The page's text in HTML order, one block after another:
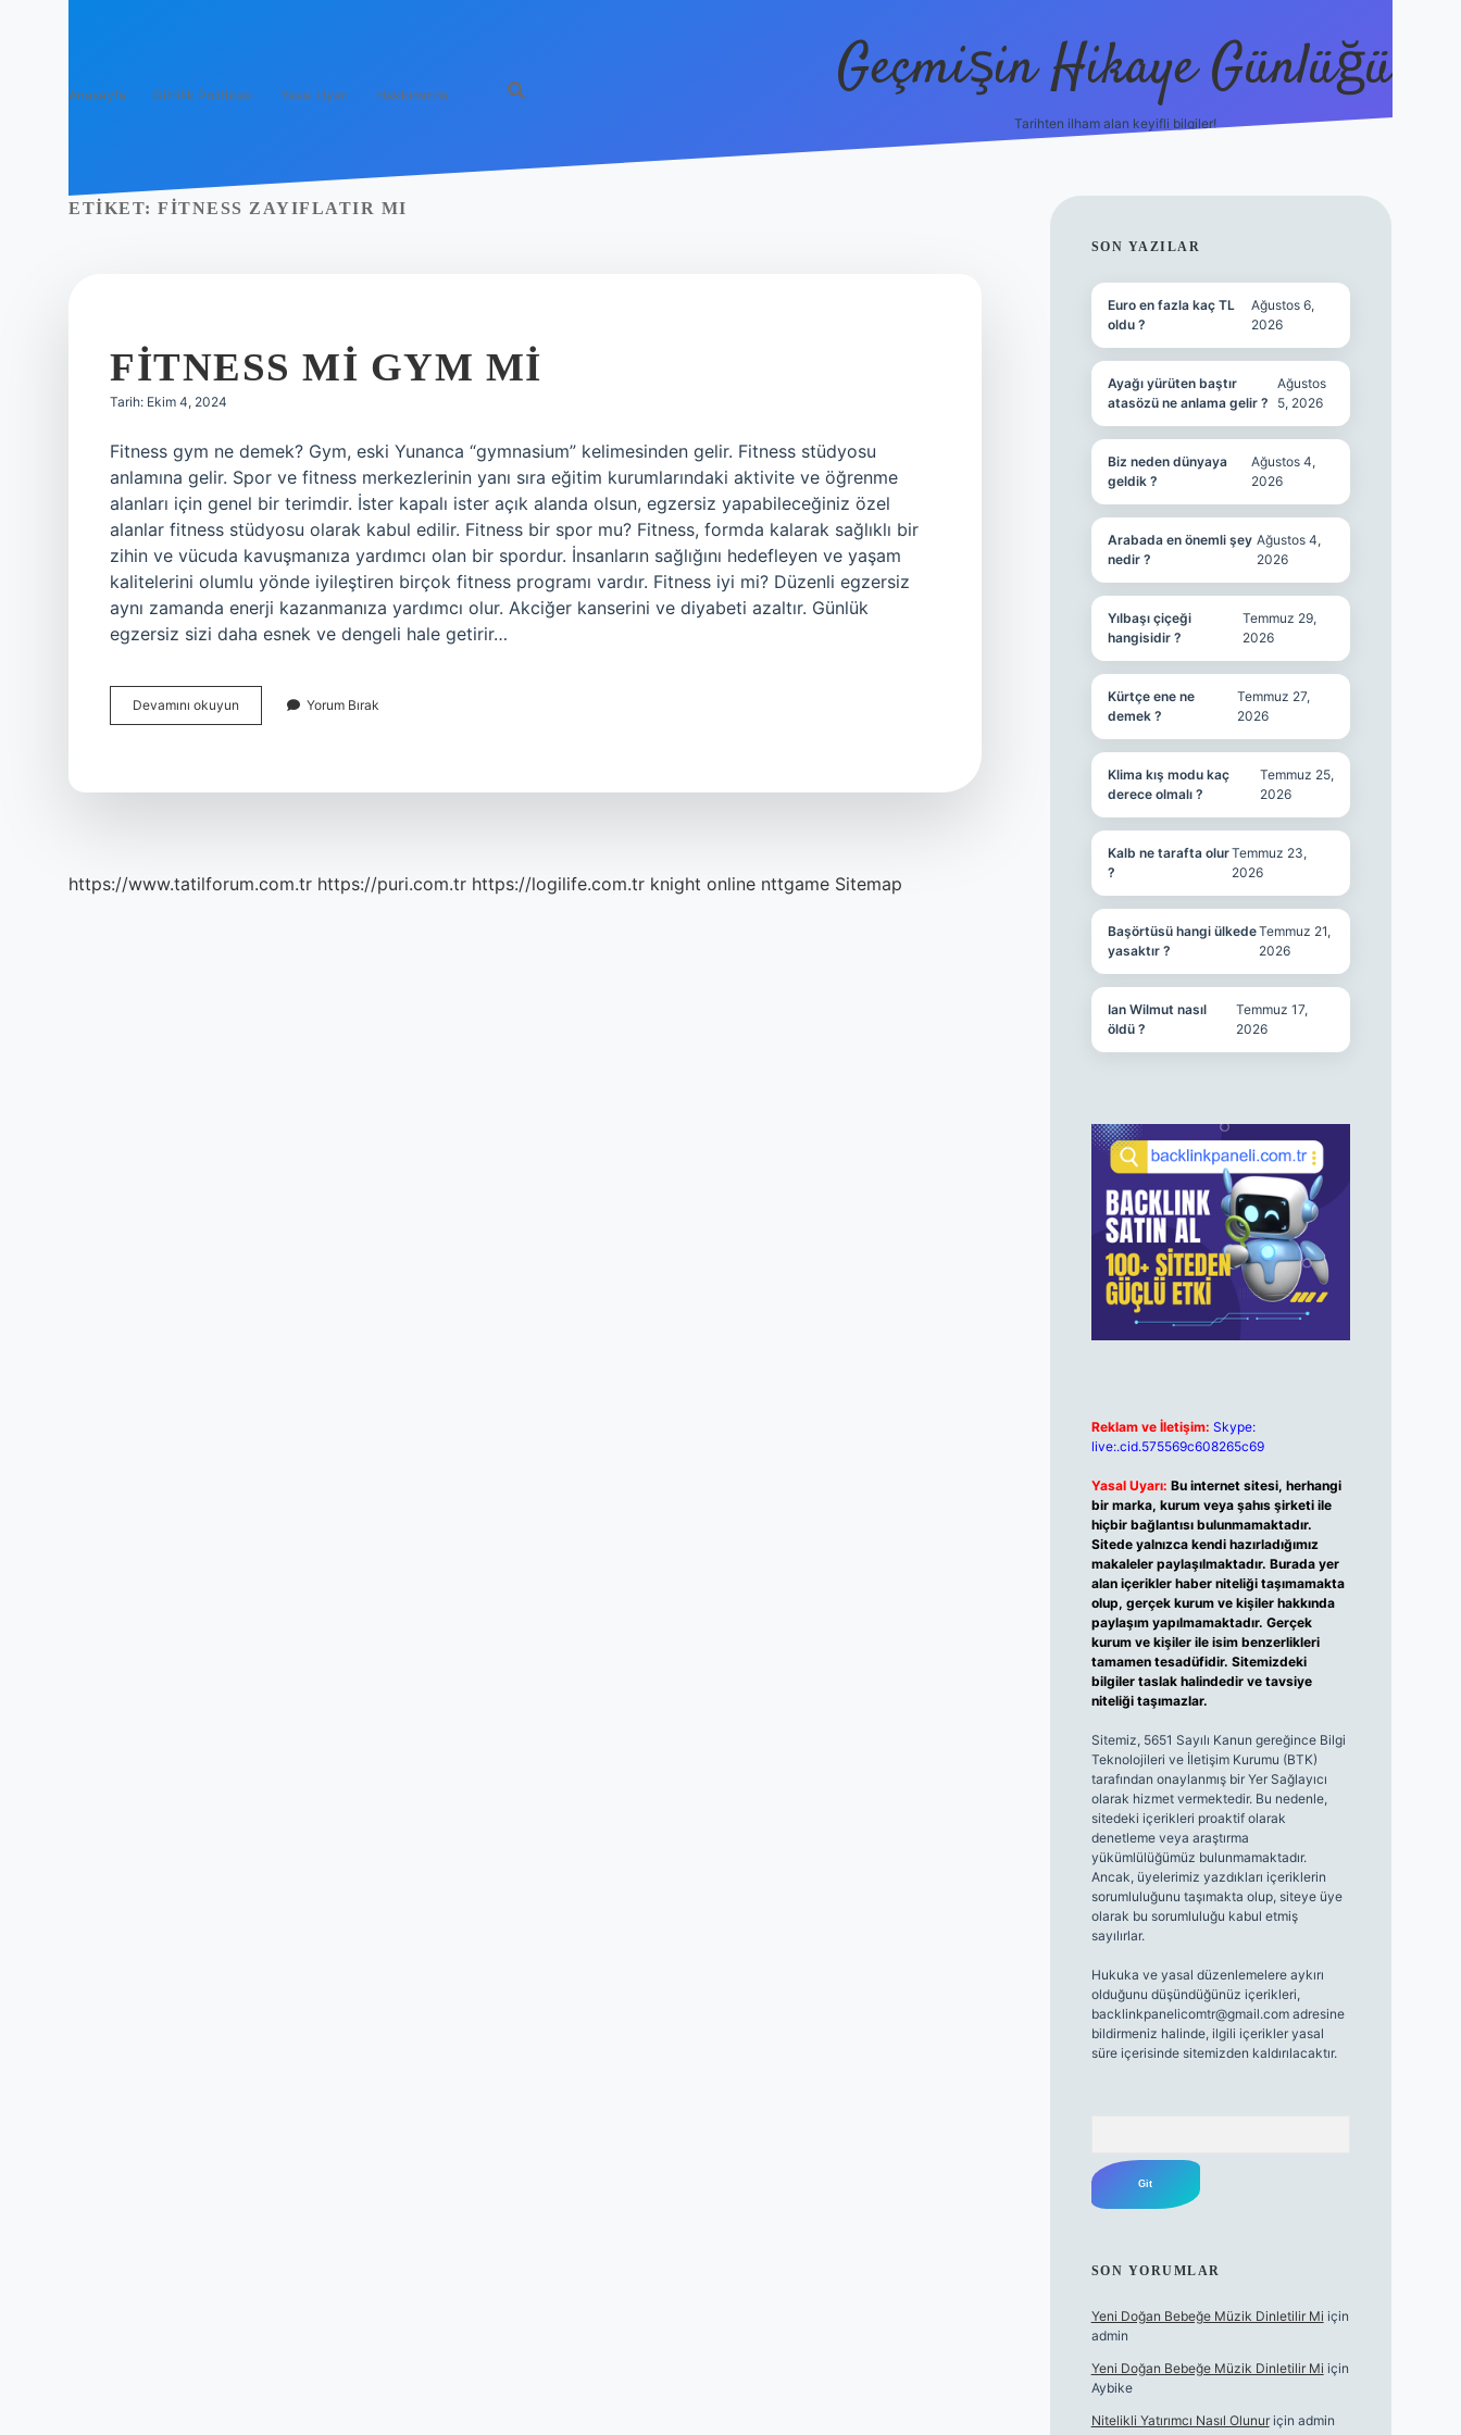
Anasayfa Gizlilik Politikası Yasal Uyarı Hakkımızda Geçmişin Hikaye Günlüğü
Tarihten ilham alan keyifli bilgiler!
ETIKET: FITNESS ZAYIFLATIR MI
FITNESS MI GYM MI
Tarih: Ekim 4, 2024
Fitness gym ne demek? Gym, eski Yunanca “gymnasium” kelimesinden gelir. Fitness stüdyosu
anlamına gelir. Spor ve fitness merkezlerinin yanı sıra eğitim kurumlarındaki aktivite ve öğrenme
alanları için genel bir terimdir. İster kapalı ister açık alanda olsun, egzersiz yapabileceğiniz özel
alanlar fitness stüdyosu olarak kabul edilir. Fitness bir spor mu? Fitness, formda kalarak sağlıklı bir
zihin ve vücuda kavuşmanıza yardımcı olan bir spordur. İnsanların sağlığını hedefleyen ve yaşam
kalitelerini olumlu yönde iyileştiren birçok fitness programı vardır. Fitness iyi mi? Düzenli egzersiz
aynı zamanda enerji kazanmanıza yardımcı olur. Akciğer kanserini ve diyabeti azaltır. Günlük
egzersiz sizi daha esnek ve dengeli hale getirir…
Devamını okuyun
Mi
Yorum Bırak
https://www.tatilforum.com.tr https://puri.com.tr https://logilife.com.tr knight online nttgame Sitemap
SIDEBAR
SON YAZILAR
Euro en fazla kaç TL
oldu ?
Ağustos 6,
2026
Ayağı yürüten baştır
atasözü ne anlama gelir ?
Ağustos
5, 2026
Biz neden dünyaya
geldik ?
Ağustos 4,
2026
Arabada en önemli şey
nedir ?
Ağustos 4,
2026
Yılbaşı çiçeği
hangisidir ?
Temmuz 29,
2026
Kürtçe ene ne
demek ?
Temmuz 27,
2026
Klima kış modu kaç
derece olmalı ?
Temmuz 25,
2026
Kalb ne tarafta olur
?
Temmuz 23,
2026
Başörtüsü hangi ülkede
yasaktır ?
Temmuz 21,
2026
Ian Wilmut nasıl
öldü ?
Temmuz 17,
2026
Reklam ve İletişim: Skype:
live:.cid.575569c608265c69
Yasal Uyarı: Bu internet sitesi, herhangi
bir marka, kurum veya şahıs şirketi ile
hiçbir bağlantısı bulunmamaktadır.
Sitede yalnızca kendi hazırladığımız
makaleler paylaşılmaktadır. Burada yer
alan içerikler haber niteliği taşımamakta
olup, gerçek kurum ve kişiler hakkında
paylaşım yapılmamaktadır. Gerçek
kurum ve kişiler ile isim benzerlikleri
tamamen tesadüfidir. Sitemizdeki
bilgiler taslak halindedir ve tavsiye
niteliği taşımazlar.
Sitemiz, 5651 Sayılı Kanun gereğince Bilgi
Teknolojileri ve İletişim Kurumu (BTK)
tarafından onaylanmış bir Yer Sağlayıcı
olarak hizmet vermektedir. Bu nedenle,
sitedeki içerikleri proaktif olarak
denetleme veya araştırma
yükümlülüğümüz bulunmamaktadır.
Ancak, üyelerimiz yazdıkları içeriklerin
sorumluluğunu taşımakta olup, siteye üye
olarak bu sorumluluğu kabul etmiş
sayılırlar.
Hukuka ve yasal düzenlemelere aykırı
olduğunu düşündüğünüz içerikleri,
backlinkpanelicomtr@gmail.comadresine
bildirmeniz halinde, ilgili içerikler yasal
süre içerisinde sitemizden kaldırılacaktır.
SON YORUMLAR
Yeni Doğan Bebeğe Müzik Dinletilir Mi için
admin
Yeni Doğan Bebeğe Müzik Dinletilir Mi için
Aybike
Nitelikli Yatırımcı Nasıl Olunuriçin admin
betbox giriş